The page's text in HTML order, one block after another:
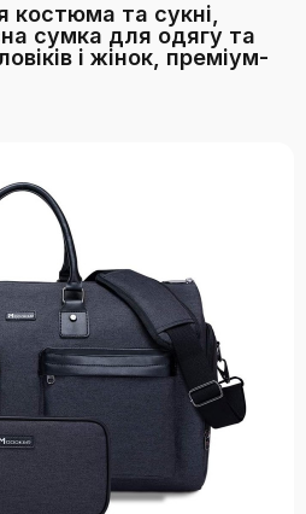
та сукні,
сумка для одягу та
і жінок, преміум-